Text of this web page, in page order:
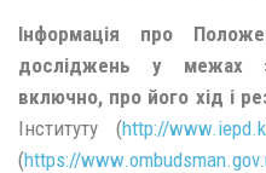
Інформація про
досліджень у межах
включно, про його хід і
Інституту (http://
(https://